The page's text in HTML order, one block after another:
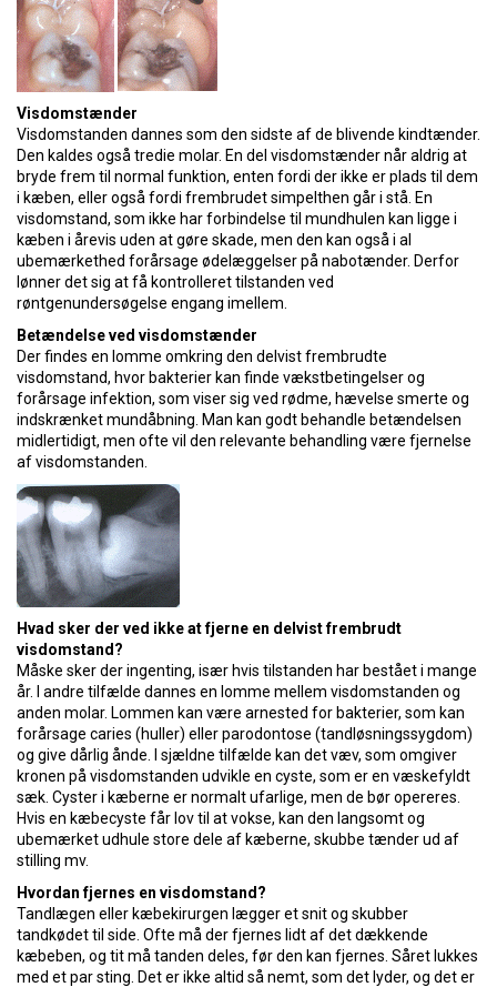
Visdomstænder
Visdomstanden dannes som den sidste af de blivende kindtænder.
Den kaldes også tredie molar. En del visdomstænder når aldrig at
bryde frem til normal funktion, enten fordi der ikke er plads til dem
i kæben, eller også fordi frembrudet simpelthen går i stå. En
visdomstand, som ikke har forbindelse til mundhulen kan ligge i
kæben i årevis uden at gøre skade, men den kan også i al
ubemærkethed forårsage ødelæggelser på nabotænder. Derfor
lønner det sig at få kontrolleret tilstanden ved
røntgenundersøgelse engang imellem.
Betændelse ved visdomstænder
Der findes en lomme omkring den delvist frembrudte
visdomstand, hvor bakterier kan finde vækstbetingelser og
forårsage infektion, som viser sig ved rødme, hævelse smerte og
indskrænket mundåbning. Man kan godt behandle betændelsen
midlertidigt, men ofte vil den relevante behandling være fjernelse
af visdomstanden.
Hvad sker der ved ikke at fjerne en delvist frembrudt
visdomstand?
Måske sker der ingenting, især hvis tilstanden har bestået i mange
år. I andre tilfælde dannes en lomme mellem visdomstanden og
anden molar. Lommen kan være arnested for bakterier, som kan
forårsage caries (huller) eller parodontose (tandløsningssygdom)
og give dårlig ånde. I sjældne tilfælde kan det væv, som omgiver
kronen på visdomstanden udvikle en cyste, som er en væskefyldt
sæk. Cyster i kæberne er normalt ufarlige, men de bør opereres.
Hvis en kæbecyste får lov til at vokse, kan den langsomt og
ubemærket udhule store dele af kæberne, skubbe tænder ud af
stilling mv.
Hvordan fjernes en visdomstand?
Tandlægen eller kæbekirurgen lægger et snit og skubber
tandkødet til side. Ofte må der fjernes lidt af det dækkende
kæbeben, og tit må tanden deles, før den kan fjernes. Såret lukkes
med et par sting. Det er ikke altid så nemt, som det lyder, og det er